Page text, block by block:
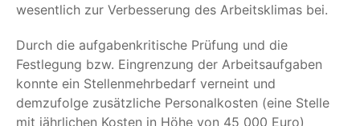
wesentlich zur Verbesserung des Arbeitsklimas bei.
Durch die aufgabenkritische Prüfung und die
Festlegung bzw. Eingrenzung der Arbeitsaufgaben
konnte ein Stellenmehrbedarf verneint und
demzufolge zusätzliche Personalkosten (eine Stelle
mit jährlichen Kosten in Höhe von 45 000 Euro)